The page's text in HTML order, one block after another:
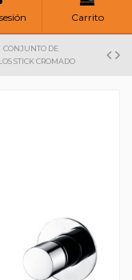
Carrito
CONJUNTO DE
STICK CROMADO